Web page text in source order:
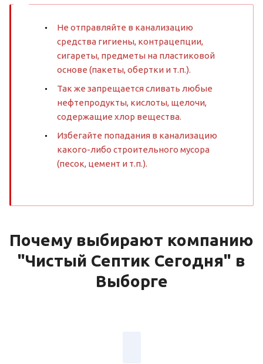
Не отправляйте в канализацию
средства гигиены, контрацепции,
сигареты, предметы на пластиковой
основе (пакеты, обертки и т.п.).
Так же запрещается сливать любые
нефтепродукты, кислоты, щелочи,
содержащие хлор вещества.
Избегайте попадания в канализацию
какого-либо строительного мусора
(песок, цемент и т.п.).
Почему выбирают компанию
"Чистый Септик Сегодня" в
Выборге